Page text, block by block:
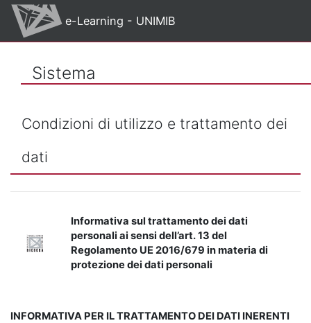
Vai al contenuto principale
e-Learning - UNIMIB
Sistema
Condizioni di utilizzo e trattamento dei
dati
Informativa sul trattamento dei dati
personali ai sensi dell’art. 13 del
Regolamento UE 2016/679 in materia di
protezione dei dati personali
INFORMATIVA PER IL TRATTAMENTO DEI DATI INERENTI